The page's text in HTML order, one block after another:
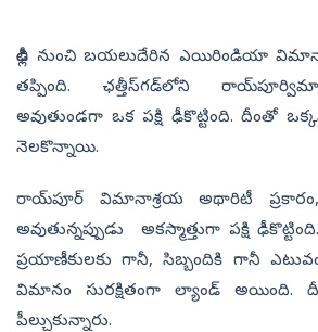
ఢిల్లీ నుంచి బయలుదేరిన ఎయిరిండియా
తప్పింది. ఛత్తీస్‌గడ్‌లోని
అవుతుండగా ఒక పక్షి ఢీకొట్టింది. దీంతో
నెలకొన్నాయి.
రాయ్‌పూర్ విమానాశ్రయ అథారిటీ
అవుతున్నప్పుడు అకస్మాత్తుగా పక్షి
ప్రయాణీకులకు గానీ, సిబ్బందికి గానీ
విమానం సురక్షితంగా ల్యాండ్ అయింది.
పీల్చుకున్నారు.